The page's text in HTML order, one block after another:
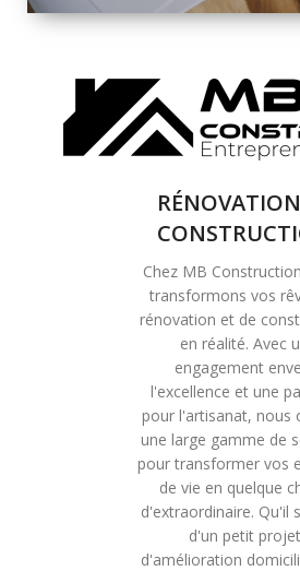
SOLUTIONS DE
RÉNOVATION
COMPLÈTE
Chez MB
transformons vos
rénovation et de
en réalité. Avec
engagement
l'excellence et une
pour l'artisanat, nous
une large gamme de
pour transformer vos
de vie en quelque
d'extraordinaire. Qu'il
d'un petit projet
d'amélioration